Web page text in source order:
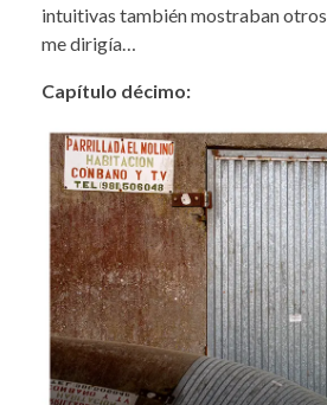
intuitivas también mostraban otros
me dirigía…
Capítulo décimo: